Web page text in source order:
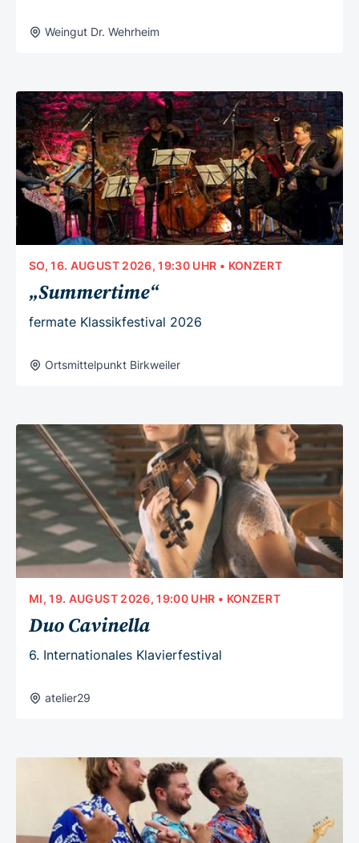
Weingut Dr. Wehrheim
SO, 16. AUGUST 2026, 19:30 UHR • KONZERT
„Summertime“
fermate Klassikfestival 2026
Ortsmittelpunkt Birkweiler
MI, 19. AUGUST 2026, 19:00 UHR • KONZERT
Duo Cavinella
6. Internationales Klavierfestival
atelier29